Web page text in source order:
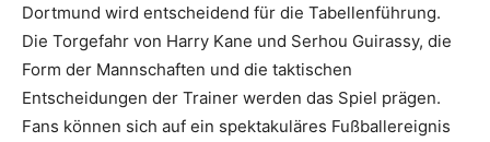
Dortmund wird entscheidend für die Tabellenführung.
Die Torgefahr von Harry Kane und Serhou Guirassy, die
Form der Mannschaften und die taktischen
Entscheidungen der Trainer werden das Spiel prägen.
Fans können sich auf ein spektakuläres Fußballereignis